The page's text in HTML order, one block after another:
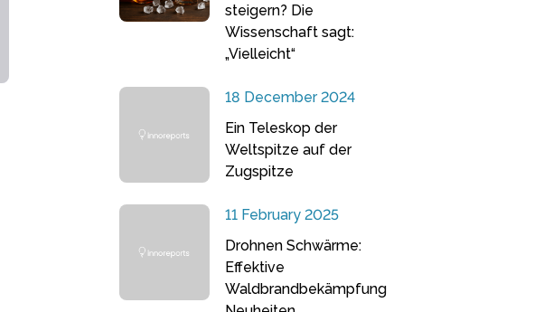
steigern? Die
Wissenschaft sagt:
„Vielleicht“
18 December 2024
Ein Teleskop der
Weltspitze auf der
Zugspitze
11 February 2025
Drohnen Schwärme:
Effektive
Waldbrandbekämpfung